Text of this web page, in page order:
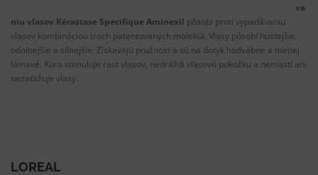
va
niu vlasov Kérastase Specifique Aminexil pôsobí proti vypadávaniu
vlasov kombináciou troch patentovaných molekúl. Vlasy pôsobí hustejšie,
odolnejšie a silnejšie. Získavajú pružnosť a sú na dotyk hodvábne a menej
lámavé. Kúra stimuluje rast vlasov, nedráždi vlasovú pokožku a nemastí ani
nezaťažuje vlasy.
LOREAL